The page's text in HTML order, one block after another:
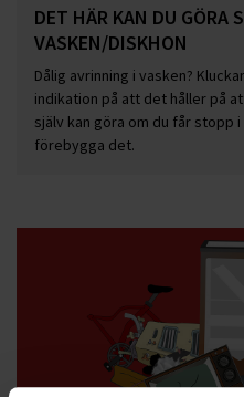
DET HÄR KAN DU GÖRA
VASKEN/DISKHON
Dålig avrinning i vasken?
indikation på att det håller på
själv kan göra om du får stopp
förebygga det.